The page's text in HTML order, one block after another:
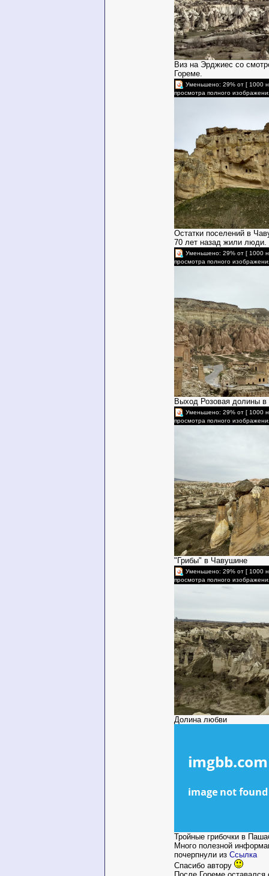
Виз на Эрджиес со
Гореме.
Уменьшено: 29% от [ 1000
просмотра полного
Остатки поселений в
70 лет назад жили люди.
Уменьшено: 29% от [ 1000
просмотра полного
Выход Розовая долины
Уменьшено: 29% от [ 1000
просмотра полного
"Грибы" в Чавушине
Уменьшено: 29% от [ 1000
просмотра полного
Долина любви
Тройные грибочки в
Много полезной
почерпнули из Ссылка
Спасибо автору